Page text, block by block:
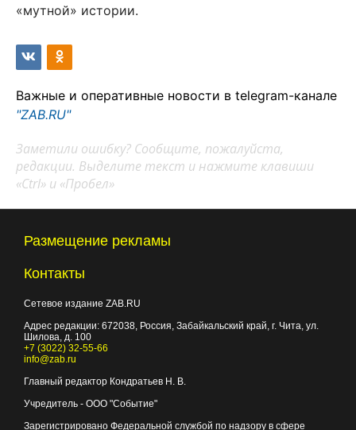
«мутной» истории.
Важные и оперативные новости в telegram-канале
"ZAB.RU"
Заметили ошибку? Сообщите, пожалуйста,
редакции. Выделите текст и нажмите клавиши
«Ctrl» и «Пробел»
Размещение рекламы
Контакты
Сетевое издание ZAB.RU
Адрес редакции: 672038, Россия, Забайкальский край, г. Чита, ул.
Шилова, д. 100
+7 (3022) 32-55-66
info@zab.ru
Главный редактор Кондратьев Н. В.
Учредитель - ООО "Событие"
Зарегистрировано Федеральной службой по надзору в сфере